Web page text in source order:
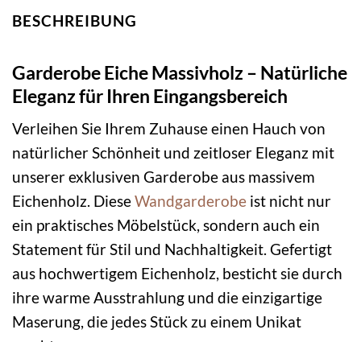
BESCHREIBUNG
Garderobe Eiche Massivholz – Natürliche
Eleganz für Ihren Eingangsbereich
Verleihen Sie Ihrem Zuhause einen Hauch von
natürlicher Schönheit und zeitloser Eleganz mit
unserer exklusiven Garderobe aus massivem
Eichenholz. DieseWandgarderobe ist nicht nur
ein praktisches Möbelstück, sondern auch ein
Statement für Stil und Nachhaltigkeit. Gefertigt
aus hochwertigem Eichenholz, besticht sie durch
ihre warme Ausstrahlung und die einzigartige
Maserung, die jedes Stück zu einem Unikat